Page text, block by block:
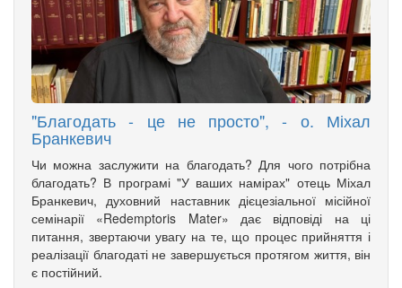
"Благодать - це не просто", - о. Міхал
Бранкевич
Чи можна заслужити на благодать? Для чого потрібна
благодать? В програмі "У ваших намірах" отець Міхал
Бранкевич, духовний наставник дієцезіальної місійної
семінарії «Redemptoris Mater» дає відповіді на ці
питання, звертаючи увагу на те, що процес прийняття і
реалізації благодаті не завершується протягом життя, він
є постійний.